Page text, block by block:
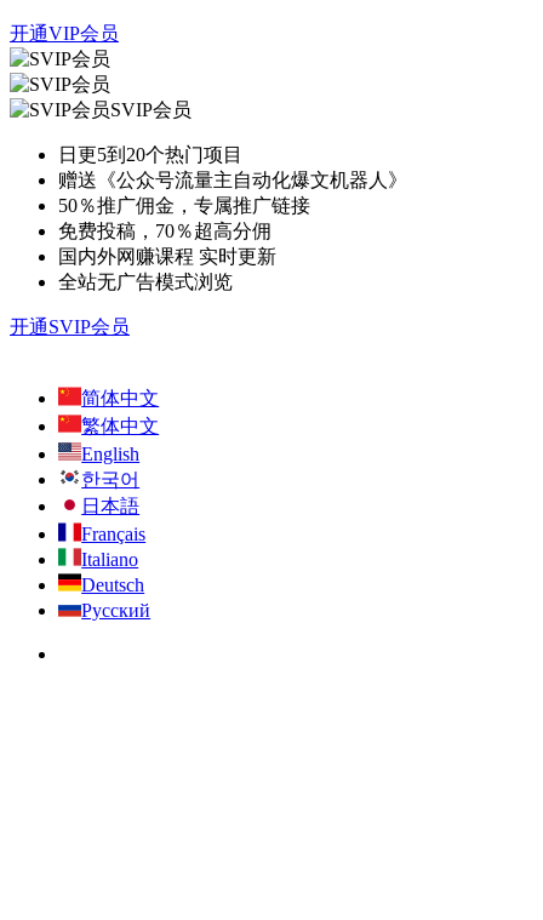
开通VIP会员
SVIP会员
日更5到20个热门项目
赠送《公众号流量主自动化爆文机器人》
50％推广佣金，专属推广链接
免费投稿，70％超高分佣
国内外网赚课程 实时更新
全站无广告模式浏览
开通SVIP会员
简体中文
繁体中文
English
한국어
日本語
Français
Italiano
Deutsch
Русский